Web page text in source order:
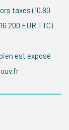
taxes (10.80
200 EUR TTC)
est exposé